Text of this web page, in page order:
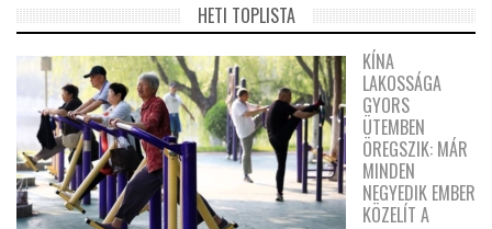
HETI TOPLISTA
KÍNA
LAKOSSÁGA
GYORS
ÜTEMBEN
ÖREGSZIK: MÁR
MINDEN
NEGYEDIK EMBER
KÖZELÍT A